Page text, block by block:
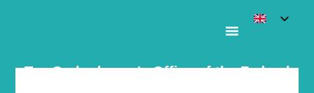
Tax Ombudsman's Office of the Federal